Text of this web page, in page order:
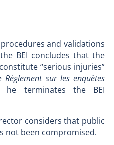
and validations
BEI concludes that the
“serious injuries”
Règlement sur les enquêtes
he terminates the BEI
considers that public
not been compromised.